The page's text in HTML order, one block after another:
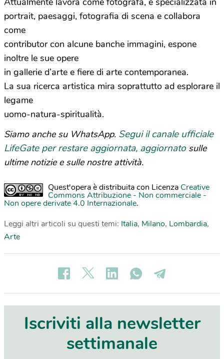
portrait, paesaggi, fotografia di scena e collabora
come
contributor con alcune banche immagini, espone
inoltre le sue opere
in gallerie d’arte e fiere di arte contemporanea.
La sua ricerca artistica mira soprattutto ad esplorare il
legame
uomo-natura-spiritualità.
Siamo anche su WhatsApp. Segui il canale ufficiale
LifeGate per restare aggiornata, aggiornato sulle
ultime notizie e sulle nostre attività.
Quest'opera è distribuita con Licenza Creative
Commons Attribuzione - Non commerciale -
Non opere derivate 4.0 Internazionale.
Leggi altri articoli su questi temi: Italia, Milano, Lombardia,
Arte
Iscriviti alla newsletter
settimanale